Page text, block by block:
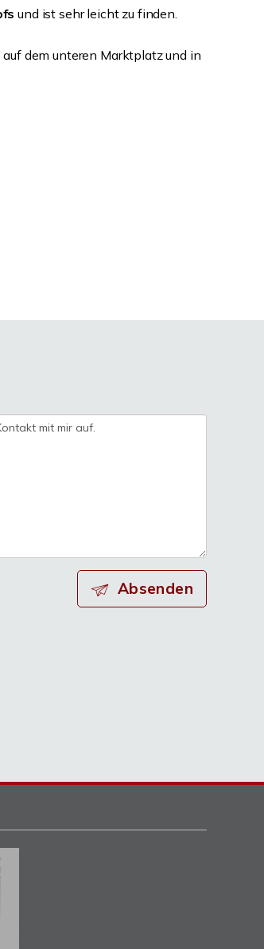
und ist sehr leicht zu finden.
dem unteren Marktplatz und in
Absenden